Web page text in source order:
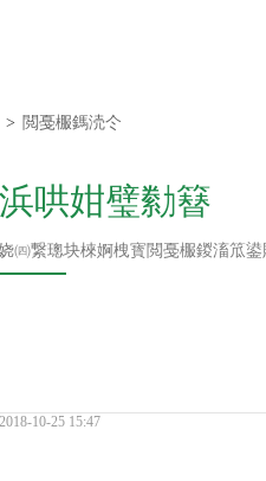
瀛愬叕鍙?/div>
> 閲戞棴鎷涜仒
浜哄姏璧勬簮
㈣繋璁块棶婀栧寳閲戞棴鍐滀笟鍙
2018-10-25 15:47